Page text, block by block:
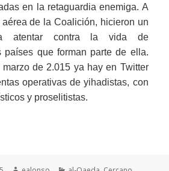
en la retaguardia enemiga. A
de la Coalición, hicieron un
atentar contra la vida de
países que forman parte de ella.
de 2.015 ya hay en Twitter
operativas de yihadistas, con
y proselitistas.